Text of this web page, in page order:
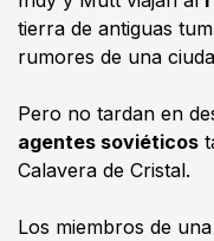
tierra de antiguas
rumores de una
Pero no tardan en
agentes soviéticos
Calavera de Cristal.
Los miembros de